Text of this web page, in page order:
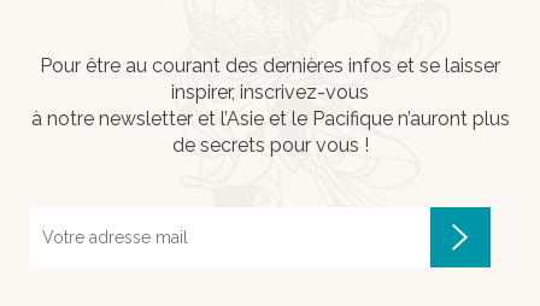
Pour être au courant des dernières infos et se laisser
inspirer, inscrivez-vous
à notre newsletter et l’Asie et le Pacifique n’auront plus
de secrets pour vous !